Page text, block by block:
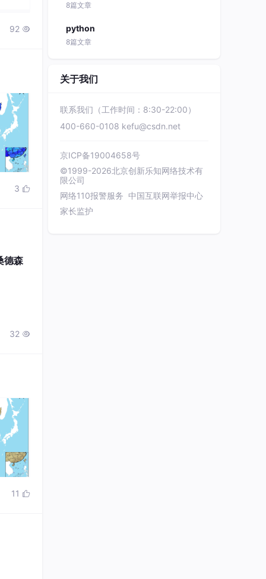
92 
3 
德森
32 
11 
8篇文章
python
8篇文章
关于我们
联系我们（工作时间：8:30-22:00）
400-660-0108 kefu@csdn.net
京ICP备19004658号
©1999-2026北京创新乐知网络技术有
限公司
网络110报警服务 中国互联网举报中心
家长监护